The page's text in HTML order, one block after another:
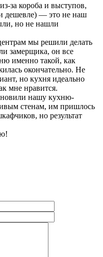
за короба и выступов,
дешевле) — это не наш
но не нашли
мы решили делать
замерщика, он все
именно такой, как
окончательно. Не
но кухня идеально
мне нравится.
нашу кухню-
стенам, им пришлось
но результат